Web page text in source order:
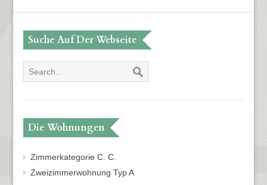
Suche Auf Der Webseite
Die Wohnungen
Zimmerkategorie C. C.
Zweizimmerwohnung Typ A